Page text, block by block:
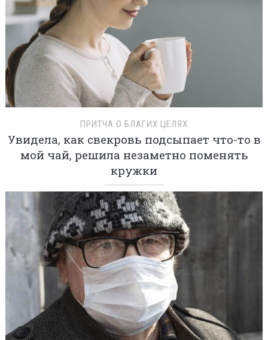
ПРИТЧА О БЛАГИХ ЦЕЛЯХ
Увидела, как свекровь подсыпает что-то в
мой чай, решила незаметно поменять
кружки